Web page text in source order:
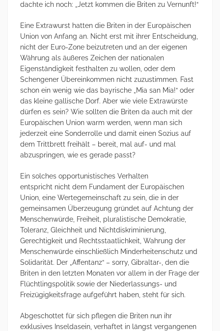
dachte ich noch: „Jetzt kommen die Briten zu Vernunft!“
Eine Extrawurst hatten die Briten in der Europäischen
Union von Anfang an. Nicht erst mit ihrer Entscheidung,
nicht der Euro-Zone beizutreten und an der eigenen
Währung als äußeres Zeichen der nationalen
Eigenständigkeit festhalten zu wollen, oder dem
Schengener Übereinkommen nicht zuzustimmen. Fast
schon ein wenig wie das bayrische „Mia san Mia!“ oder
das kleine gallische Dorf. Aber wie viele Extrawürste
dürfen es sein? Wie sollten die Briten da auch mit der
Europäischen Union warm werden, wenn man sich
jederzeit eine Sonderrolle und damit einen Sozius auf
dem Trittbrett freihält – bereit, mal auf- und mal
abzuspringen, wie es gerade passt?
Ein solches opportunistisches Verhalten
entspricht nicht dem Fundament der Europäischen
Union, eine Wertegemeinschaft zu sein, die in der
gemeinsamen Überzeugung gründet auf Achtung der
Menschenwürde, Freiheit, pluralistische Demokratie,
Toleranz, Gleichheit und Nichtdiskriminierung,
Gerechtigkeit und Rechtsstaatlichkeit, Wahrung der
Menschenwürde einschließlich Minderheitenschutz und
Solidarität. Der „Affentanz“ – sorry, Gibraltar-, den die
Briten in den letzten Monaten vor allem in der Frage der
Flüchtlingspolitik sowie der Niederlassungs- und
Freizügigkeitsfrage aufgeführt haben, steht für sich.
Abgeschottet für sich pflegen die Briten nun ihr
exklusives Inseldasein, verhaftet in längst vergangenen